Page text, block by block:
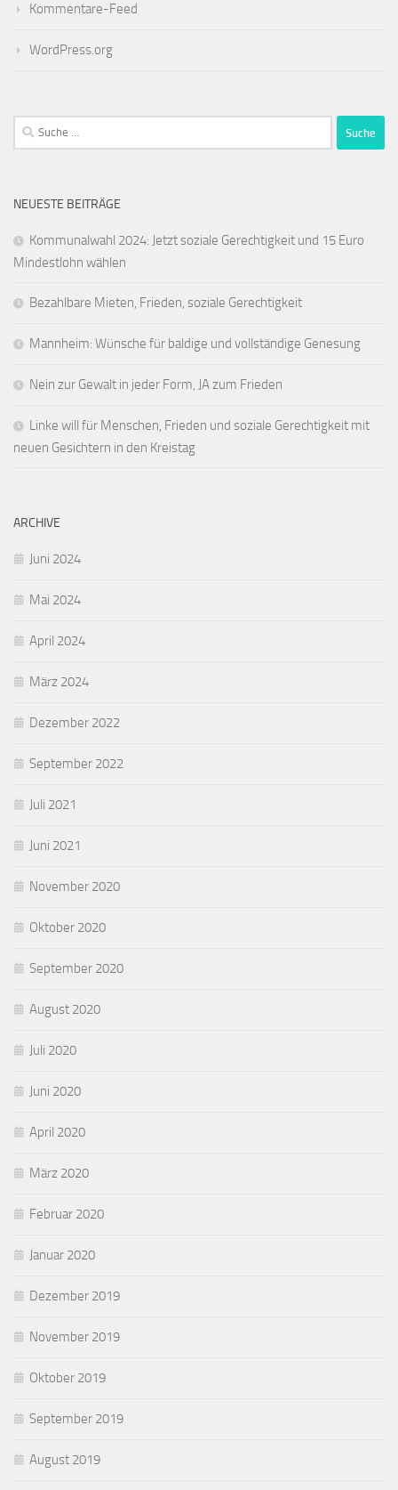
Kommentare-Feed
WordPress.org
Suche
nach:
NEUESTE BEITRÄGE
Kommunalwahl 2024: Jetzt soziale Gerechtigkeit und 15 Euro
Mindestlohn wählen
Bezahlbare Mieten, Frieden, soziale Gerechtigkeit
Mannheim: Wünsche für baldige und vollständige Genesung
Nein zur Gewalt in jeder Form, JA zum Frieden
Linke will für Menschen, Frieden und soziale Gerechtigkeit mit
neuen Gesichtern in den Kreistag
ARCHIVE
Juni 2024
Mai 2024
April 2024
März 2024
Dezember 2022
September 2022
Juli 2021
Juni 2021
November 2020
Oktober 2020
September 2020
August 2020
Juli 2020
Juni 2020
April 2020
März 2020
Februar 2020
Januar 2020
Dezember 2019
November 2019
Oktober 2019
September 2019
August 2019